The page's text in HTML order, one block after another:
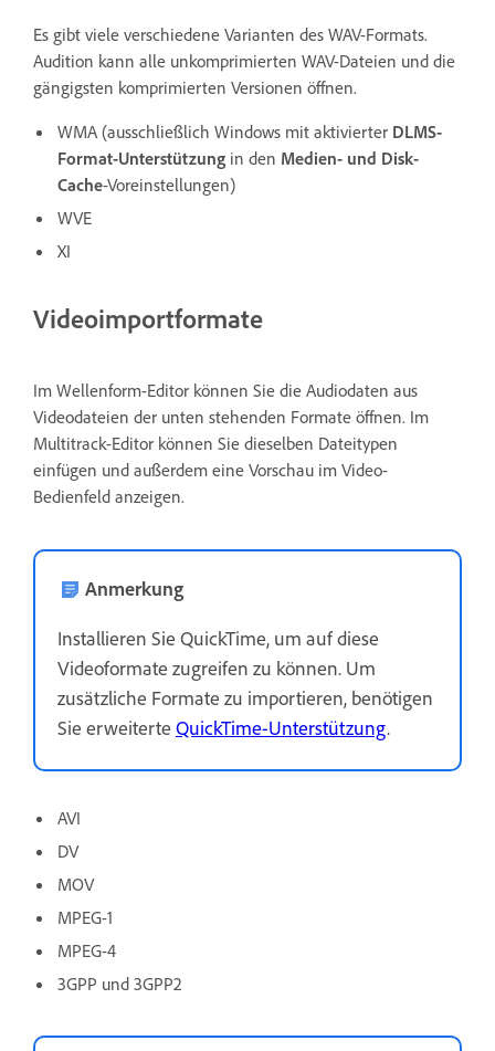
Es gibt viele verschiedene Varianten des WAV-Formats.
Audition kann alle unkomprimierten WAV-Dateien und die
gängigsten komprimierten Versionen öffnen.
WMA (ausschließlich Windows mit aktivierter DLMS-
Format-Unterstützung in den Medien- und Disk-
Cache-Voreinstellungen)
WVE
XI
Videoimportformate
Im Wellenform-Editor können Sie die Audiodaten aus
Videodateien der unten stehenden Formate öffnen. Im
Multitrack-Editor können Sie dieselben Dateitypen
einfügen und außerdem eine Vorschau im Video-
Bedienfeld anzeigen.
Anmerkung
Installieren Sie QuickTime, um auf diese
Videoformate zugreifen zu können. Um
zusätzliche Formate zu importieren, benötigen
Sie erweiterte QuickTime-Unterstützung.
AVI
DV
MOV
MPEG-1
MPEG-4
3GPP und 3GPP2